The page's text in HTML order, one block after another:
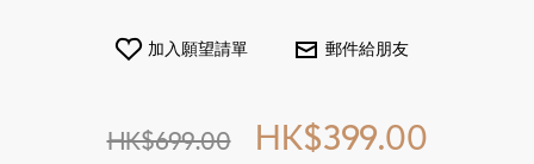
HK$699.00 HK$399.00